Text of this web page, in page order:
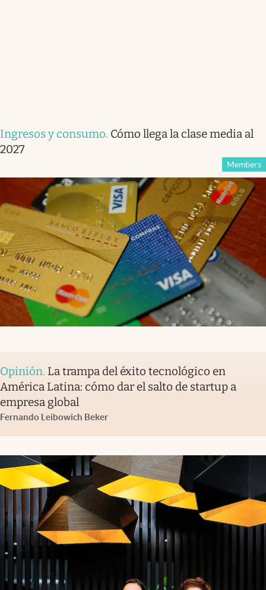
Ingresos y consumo. Cómo llega la clase media al
2027
Members
Opinión. La trampa del éxito tecnológico en
América Latina: cómo dar el salto de startup a
empresa global
Fernando Leibowich Beker